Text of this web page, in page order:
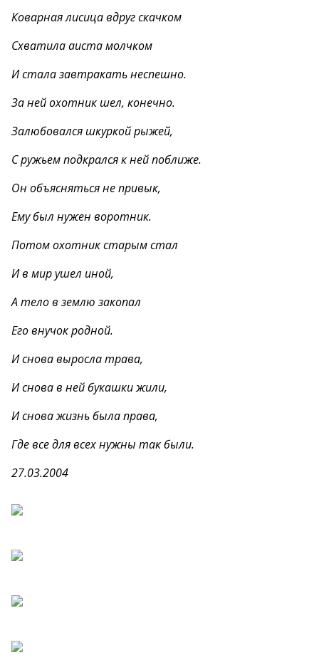
Коварная лисица вдруг скачком
Схватила аиста молчком
И стала завтракать неспешно.
За ней охотник шел, конечно.
Залюбовался шкуркой рыжей,
С ружьем подкрался к ней поближе.
Он объясняться не привык,
Ему был нужен воротник.
Потом охотник старым стал
И в мир ушел иной,
А тело в землю закопал
Его внучок родной.
И снова выросла трава,
И снова в ней букашки жили,
И снова жизнь была права,
Где все для всех нужны так были.
27.03.2004